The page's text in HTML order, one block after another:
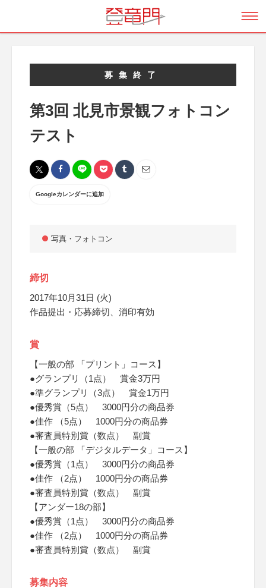
募集終了
第3回 北見市景観フォトコン
テスト
Googleカレンダーに追加
写真・フォトコン
締切
2017年10月31日 (火)
作品提出・応募締切、消印有効
賞
【一般の部 「プリント」コース】
●グランプリ（1点） 賞金3万円
●準グランプリ（3点） 賞金1万円
●優秀賞（5点） 3000円分の商品券
●佳作 （5点） 1000円分の商品券
●審査員特別賞（数点） 副賞
【一般の部 「デジタルデータ」コース】
●優秀賞（1点） 3000円分の商品券
●佳作 （2点） 1000円分の商品券
●審査員特別賞（数点） 副賞
【アンダー18の部】
●優秀賞（1点） 3000円分の商品券
●佳作 （2点） 1000円分の商品券
●審査員特別賞（数点） 副賞
募集内容